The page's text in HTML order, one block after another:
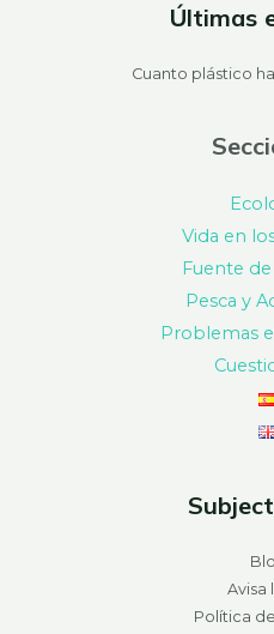
Últimas
Cuanto plástico
Vida en
Fuente
Pesca y
Problemas
Avisa
Política